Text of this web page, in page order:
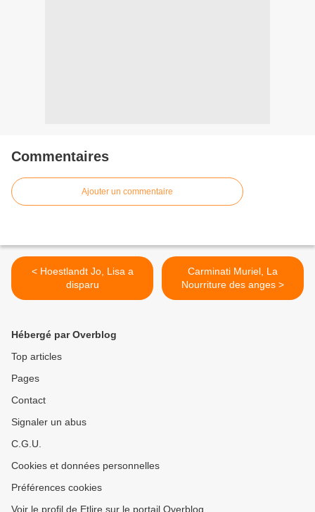
Commentaires
Ajouter un commentaire
< Hoestlandt Jo, Lisa a
disparu
Carminati Muriel, La
Nourriture des anges >
Hébergé par Overblog
Top articles
Pages
Contact
Signaler un abus
C.G.U.
Cookies et données personnelles
Préférences cookies
Voir le profil de Etlire sur le portail Overblog